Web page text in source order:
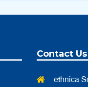
Contact Us
ethnica